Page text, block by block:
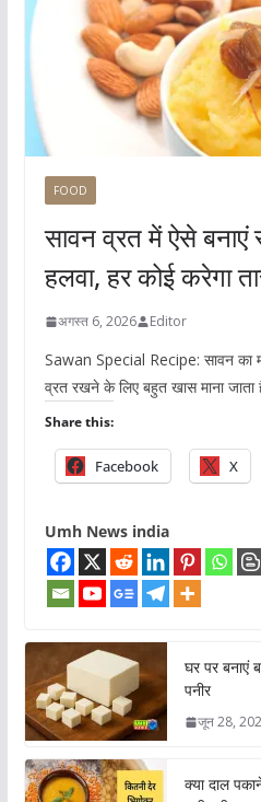
FOOD
सावन व्रत में ऐसे बनाएं
हलवा, हर कोई करेगा
अगस्त 6, 2026 Editor
Sawan Special Recipe: सावन का
व्रत रखने के लिए बहुत खास माना जाता
Share this:
Facebook X
Umh News india
घर पर बनाएं
पनीर
जून 28,
क्या दाल